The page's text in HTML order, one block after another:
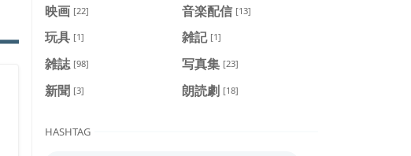
映画 [22] 音楽配信 [13]
玩具 [1] 雑記 [1]
雑誌 [98] 写真集 [23]
新聞 [3] 朗読劇 [18]
HASHTAG